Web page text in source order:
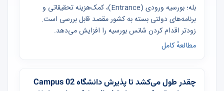
بله؛ بورسیه ورودی (Entrance)، کمک‌هزینه تحقیقاتی و
برنامه‌های دولتی بسته به کشور مقصد قابل بررسی است.
زودتر اقدام کردن شانس بورسیه را افزایش می‌دهد.
مطالعهٔ کامل
چقدر طول می‌کشد تا پذیرش دانشگاه Campus 02